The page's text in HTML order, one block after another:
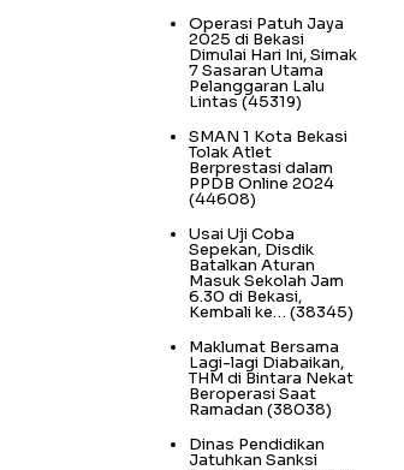
Operasi Patuh Jaya
2025 di Bekasi
Dimulai Hari Ini, Simak
7 Sasaran Utama
Pelanggaran Lalu
Lintas(45319)
SMAN 1 Kota Bekasi
Tolak Atlet
Berprestasi dalam
PPDB Online 2024
(44608)
Usai Uji Coba
Sepekan, Disdik
Batalkan Aturan
Masuk Sekolah Jam
6.30 di Bekasi,
Kembali ke… (38345)
Maklumat Bersama
Lagi-lagi Diabaikan,
THM di Bintara Nekat
Beroperasi Saat
Ramadan (38038)
Dinas Pendidikan
Jatuhkan Sanksi